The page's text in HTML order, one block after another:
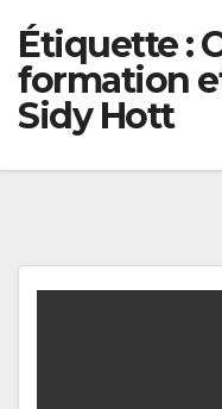
Étiquette :
formation
Sidy Hott